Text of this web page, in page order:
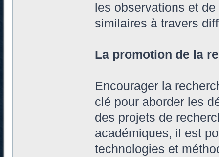
les observations et
similaires à travers
La promotion de la
Encourager la
clé pour aborder les
des projets de
académiques, il est
technologies et